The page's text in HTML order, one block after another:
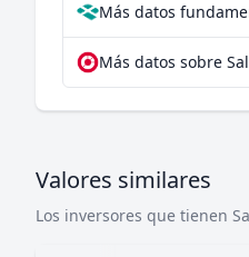
Más datos
Más datos sobre
Valores similares
Los inversores que tienen